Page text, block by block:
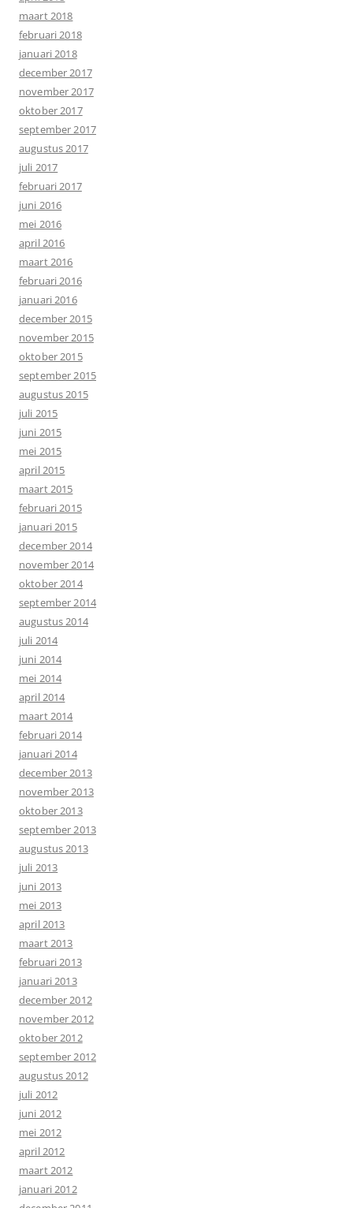
maart 2018
februari 2018
januari 2018
december 2017
november 2017
oktober 2017
september 2017
augustus 2017
juli 2017
februari 2017
juni 2016
mei 2016
april 2016
maart 2016
februari 2016
januari 2016
december 2015
november 2015
oktober 2015
september 2015
augustus 2015
juli 2015
juni 2015
mei 2015
april 2015
maart 2015
februari 2015
januari 2015
december 2014
november 2014
oktober 2014
september 2014
augustus 2014
juli 2014
juni 2014
mei 2014
april 2014
maart 2014
februari 2014
januari 2014
december 2013
november 2013
oktober 2013
september 2013
augustus 2013
juli 2013
juni 2013
mei 2013
april 2013
maart 2013
februari 2013
januari 2013
december 2012
november 2012
oktober 2012
september 2012
augustus 2012
juli 2012
juni 2012
mei 2012
april 2012
maart 2012
januari 2012